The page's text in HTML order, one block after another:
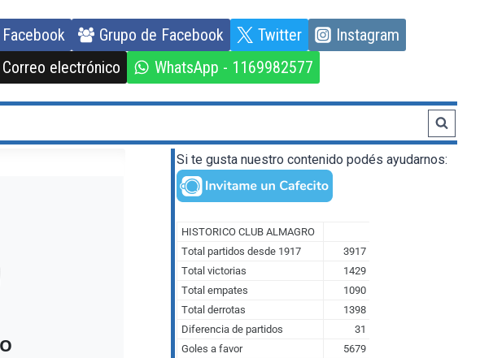
Facebook Grupo de Facebook Twitter
Instagram
Correo electrónico
WhatsApp - 1169982577
Si te gusta nuestro contenido podés ayudarnos: